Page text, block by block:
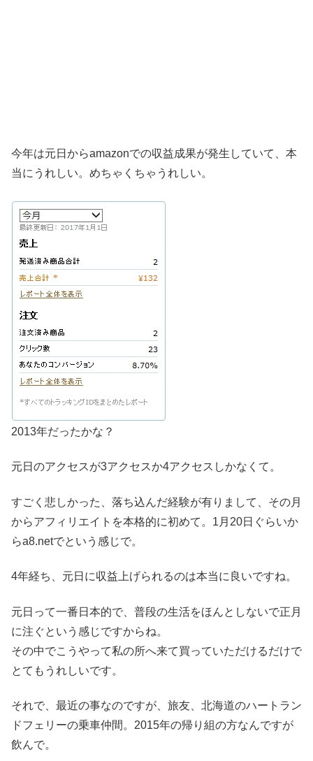
今年は元日からamazonでの収益成果が発生していて、本
当にうれしい。めちゃくちゃうれしい。
2013年だったかな？
元日のアクセスが3アクセスか4アクセスしかなくて。
すごく悲しかった、落ち込んだ経験が有りまして、その月
からアフィリエイトを本格的に初めて。1月20日ぐらいか
らa8.netでという感じで。
4年経ち、元日に収益上げられるのは本当に良いですね。
元日って一番日本的で、普段の生活をほんとしないで正月
に注ぐという感じですからね。
その中でこうやって私の所へ来て買っていただけるだけで
とてもうれしいです。
それで、最近の事なのですが、旅友、北海道のハートラン
ドフェリーの乗車仲間。2015年の帰り組の方なんですが
飲んで。